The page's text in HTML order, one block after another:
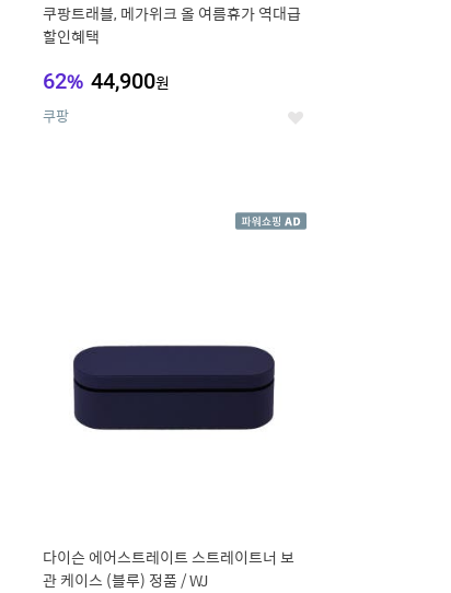
쿠팡트래블, 메가위크 올 여름휴가 역대급
할인혜택
62% 44,900원
쿠팡 좋
다이슨 에어스트레이트 스트레이트너 보
관 케이스 (블루) 정품 / WJ